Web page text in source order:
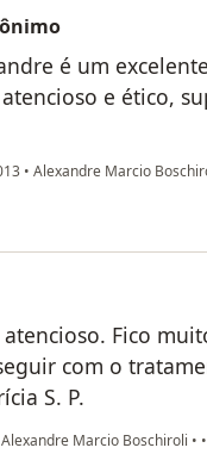
é um
e ético,
• Alexandre Marcio
Fico
com o
S. P.
Alexandre Marcio Boschiroli • •